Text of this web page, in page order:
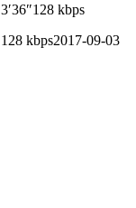
3′36″128 kbps
128 kbps2017-09-03